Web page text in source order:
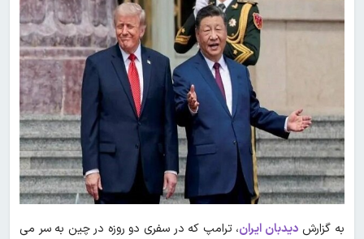
به گزارش دیدبان ایران، ترامپ که در سفری دو روزه در چین به سر می